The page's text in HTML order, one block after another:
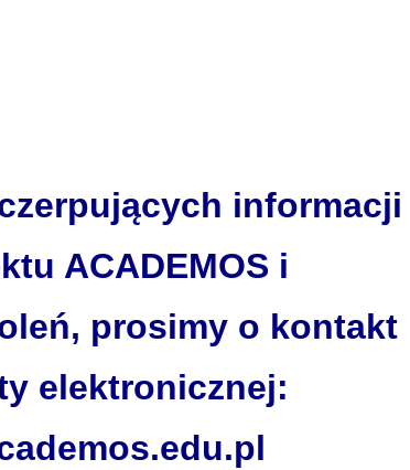
informacji
ACADEMOS i
prosimy o kontakt
elektronicznej: